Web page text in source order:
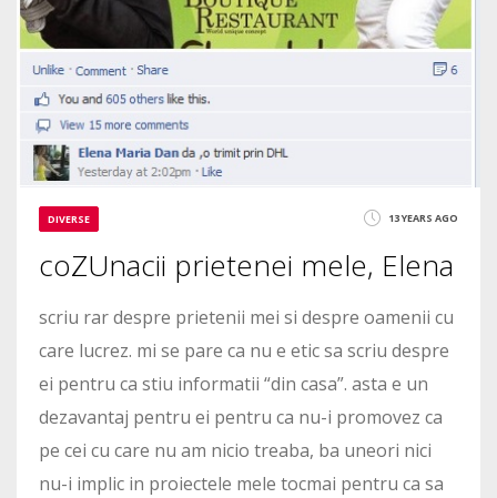
DIVERSE 13 YEARS AGO
coZUnacii prietenei mele, Elena
scriu rar despre prietenii mei si despre oamenii cu
care lucrez. mi se pare ca nu e etic sa scriu despre
ei pentru ca stiu informatii “din casa”. asta e un
dezavantaj pentru ei pentru ca nu-i promovez ca
pe cei cu care nu am nicio treaba, ba uneori nici
nu-i implic in proiectele mele tocmai pentru ca sa